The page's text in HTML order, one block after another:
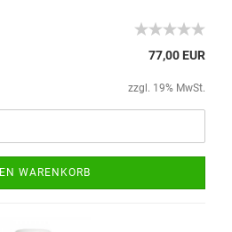
77,00 EUR
zzgl. 19% MwSt.
WARENKORB